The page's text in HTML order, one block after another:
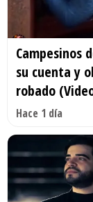
Campesinos
su cuenta y
robado
Hace 1 día